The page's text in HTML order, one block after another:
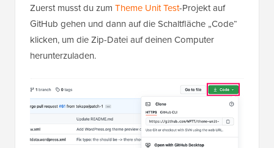
Zuerst musst du zum Theme Unit Test-Projekt auf
GitHub gehen und dann auf die Schaltfläche „Code“
klicken, um die Zip-Datei auf deinen Computer
herunterzuladen.